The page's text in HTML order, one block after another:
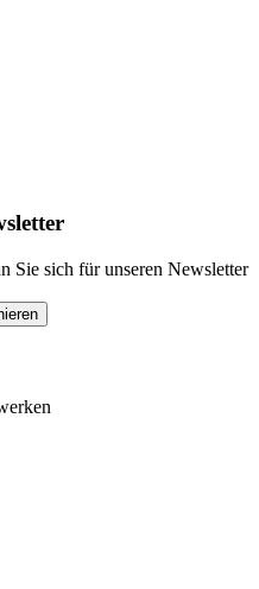
Sie sich für unseren Newsletter